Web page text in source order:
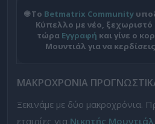
🌐 Το Betmatrix Community
Κύπελλο με νέο,
τώρα Εγγραφή και γίνε ο
Μουντιάλ για να κερδίσεις
ΜΑΚΡΟΧΡΟΝΙΑ
Ξεκινάμε με δύο μακροχρόνια.
εταιρίες για Νικητής Μουντιάλ